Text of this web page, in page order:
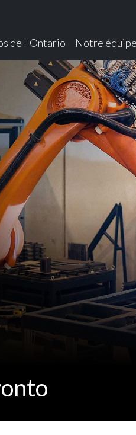
de l'Ontario
Notre équipe